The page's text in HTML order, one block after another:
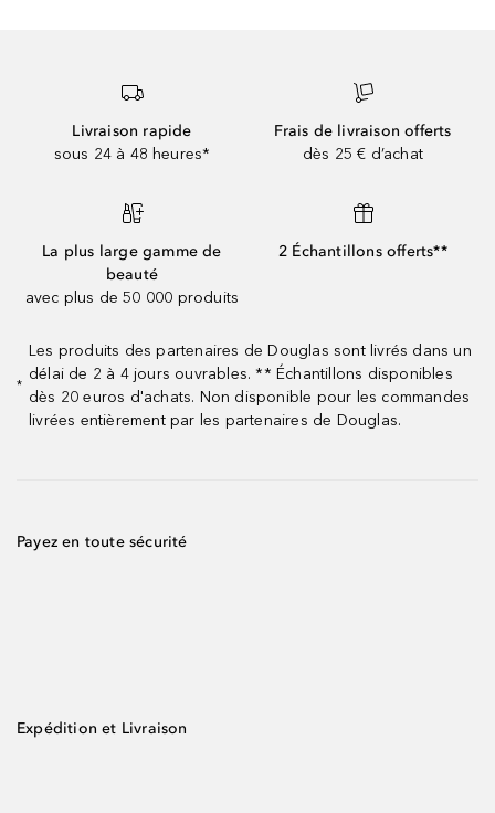
Livraison rapide
sous 24 à 48 heures*
Frais de livraison offerts
dès 25 € d’achat
La plus large gamme de
beauté
avec plus de 50 000 produits
2 Échantillons offerts**
*
Les produits des partenaires de Douglas sont livrés dans un
délai de 2 à 4 jours ouvrables. ** Échantillons disponibles
dès 20 euros d'achats. Non disponible pour les commandes
livrées entièrement par les partenaires de Douglas.
Payez en toute sécurité
Expédition et Livraison